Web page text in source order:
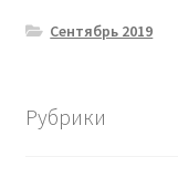
Сентябрь 2019
Рубрики